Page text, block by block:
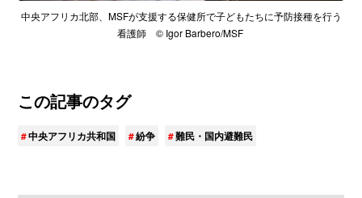
中央アフリカ北部、MSFが支援する保健所で子どもたちに予防接種を行う
看護師 © Igor Barbero/MSF
この記事のタグ
中央アフリカ共和国 紛争 難民・国内避難民